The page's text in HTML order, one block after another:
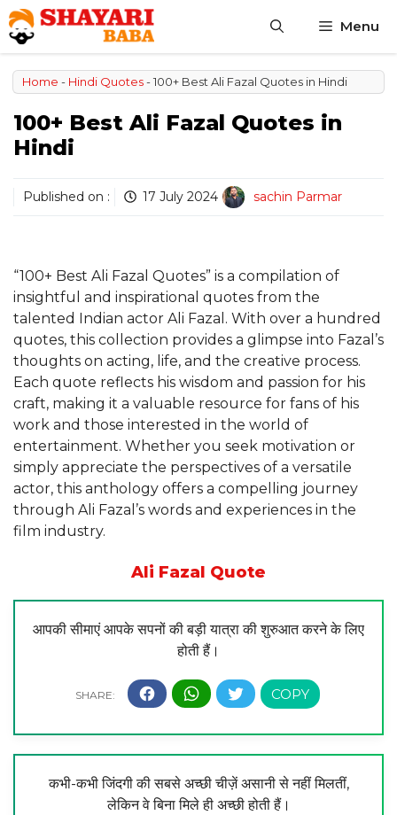
Skip
to
content
Menu
Home - Hindi Quotes-100+ Best Ali Fazal Quotes in Hindi
100+ Best Ali Fazal Quotes in
Hindi
Published on : 17 July 2024 sachin Parmar
“100+ Best Ali Fazal Quotes” is a compilation of
insightful and inspirational quotes from the
talented Indian actor Ali Fazal. With over a hundred
quotes, this collection provides a glimpse into Fazal’s
thoughts on acting, life, and the creative process.
Each quote reflects his wisdom and passion for his
craft, making it a valuable resource for fans of his
work and those interested in the world of
entertainment. Whether you seek motivation or
simply appreciate the perspectives of a versatile
actor, this anthology offers a compelling journey
through Ali Fazal’s words and experiences in the
film industry.
Ali Fazal Quote
आपकी सीमाएं आपके सपनों की बड़ी यात्रा की शुरुआत करने के लिए
होती हैं।
कभी-कभी जिंदगी की सबसे अच्छी चीज़ें असानी से नहीं मिलतीं,
लेकिन वे बिना मिले ही अच्छी होती हैं।